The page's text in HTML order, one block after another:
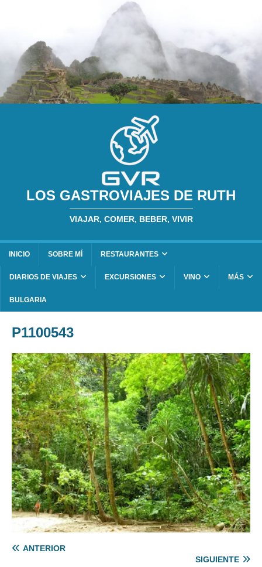
LOS GASTROVIAJES DE RUTH
VIAJAR, COMER, BEBER, VIVIR
INICIO SOBRE MÍ RESTAURANTES
DIARIOS DE VIAJES EXCURSIONES VINO MÁS
BULGARIA
P1100543
ANTERIOR
SIGUIENTE